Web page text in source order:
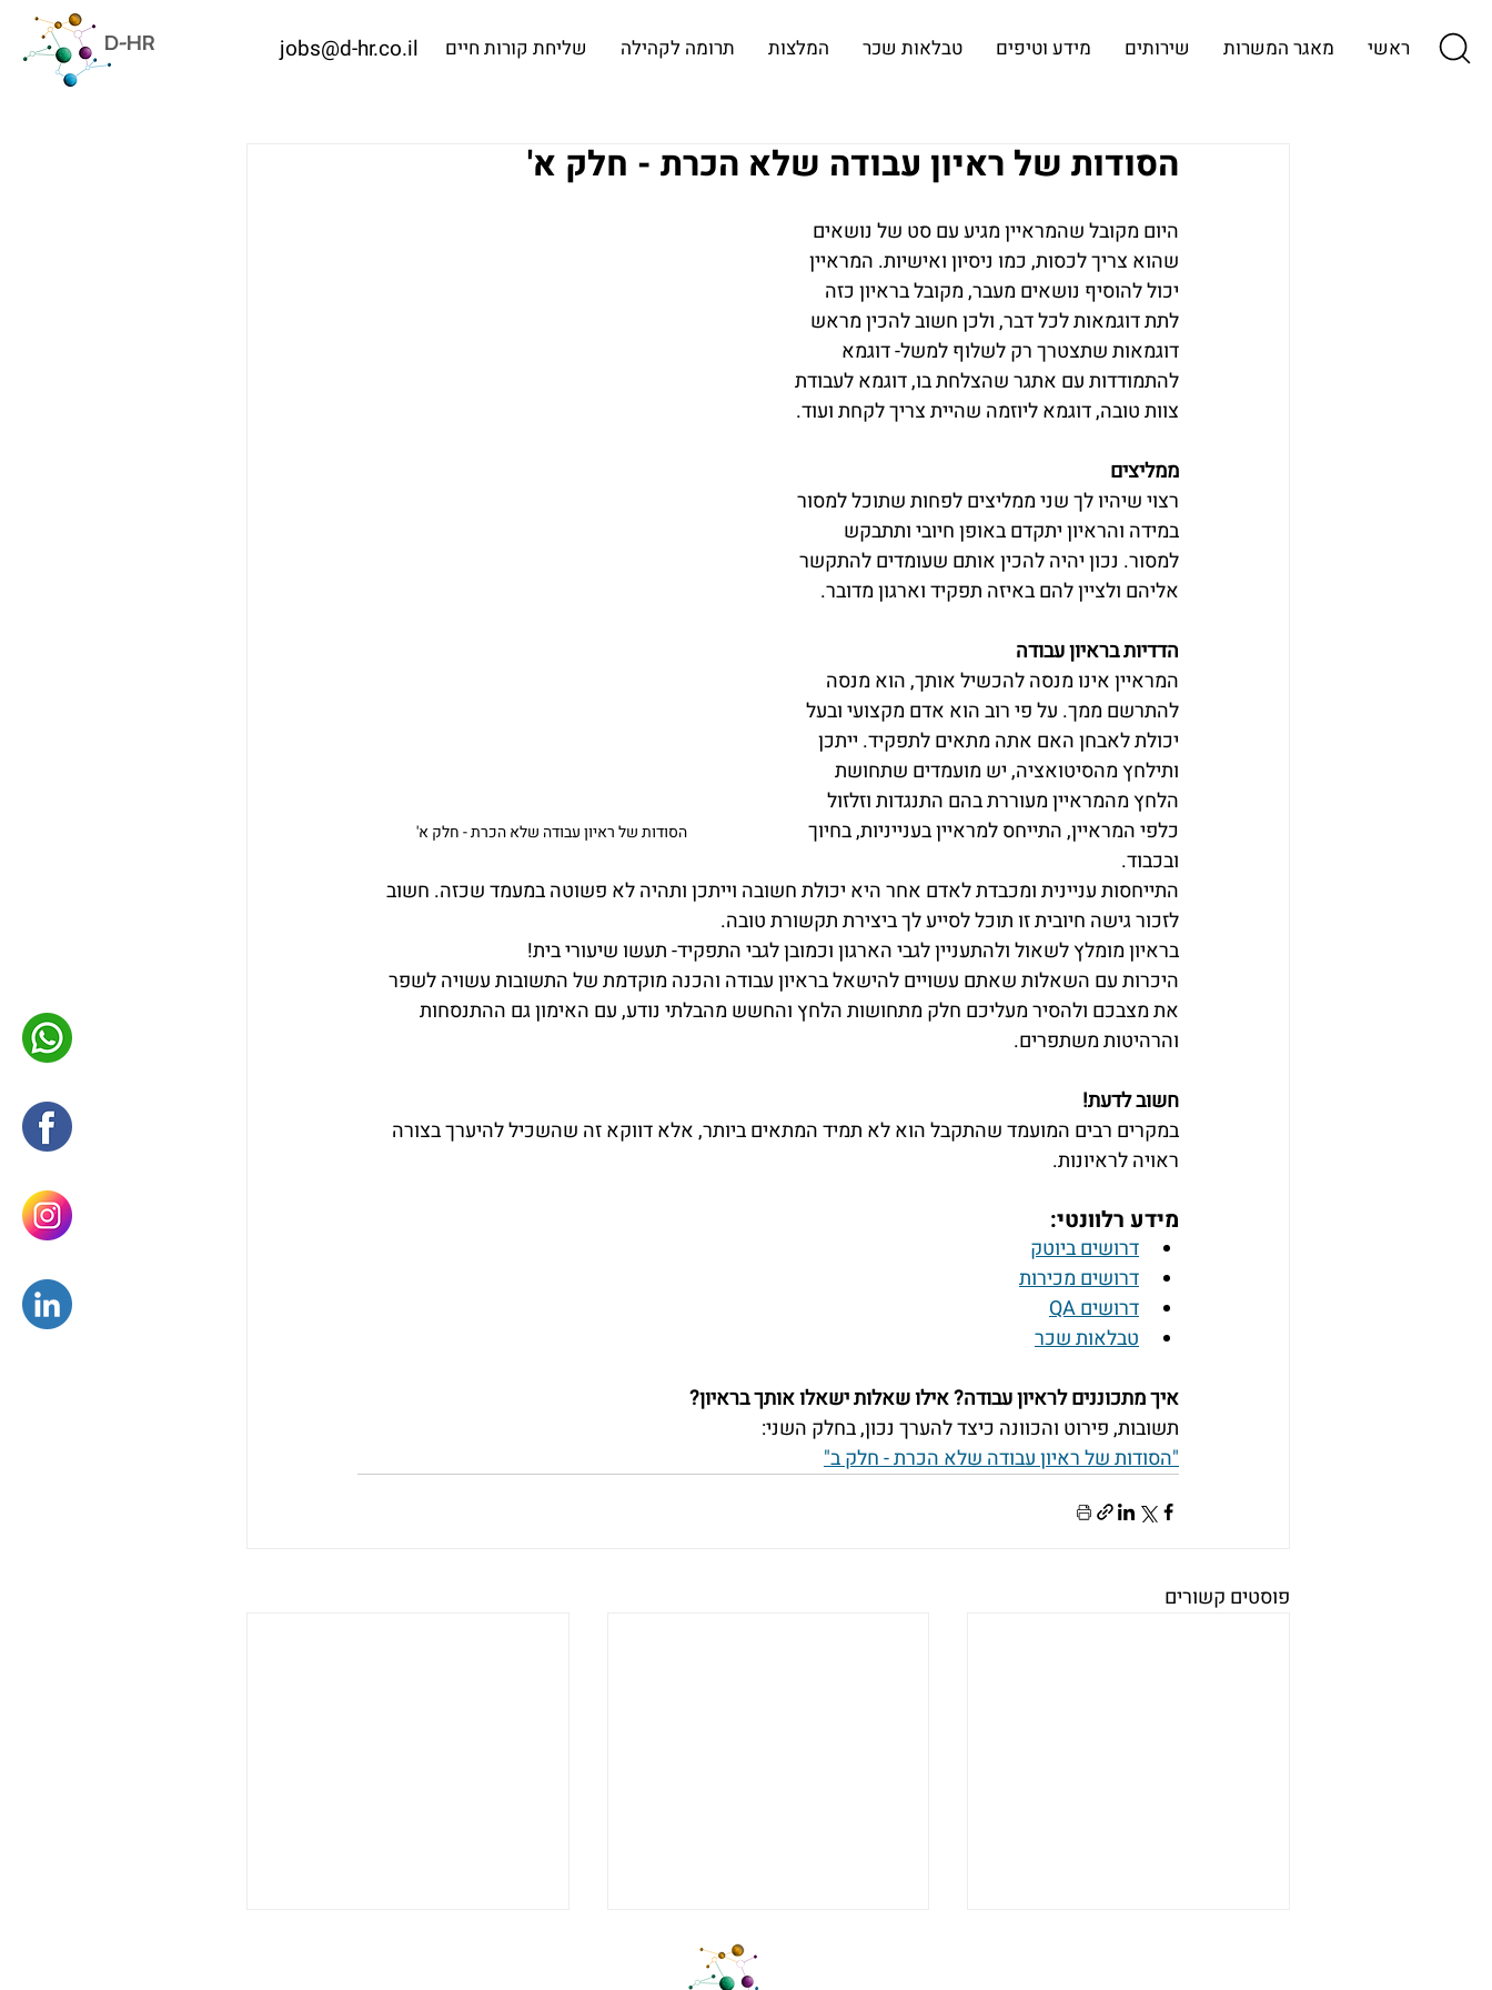
D-HR ראשי מאגר המשרות שירותים מידע וטיפים טבלאות שכר המלצות תרומה לקהילה שליחת קורות חיים jobs@d-hr.co.il
הסודות של ראיון עבודה שלא הכרת - חלק א'
הסודות של ראיון עבודה שלא הכרת - חלק א'
היום מקובל שהמראיין מגיע עם סט של נושאים
שהוא צריך לכסות, כמו ניסיון ואישיות. המראיין
יכול להוסיף נושאים מעבר, מקובל בראיון כזה
לתת דוגמאות לכל דבר, ולכן חשוב להכין מראש
דוגמאות שתצטרך רק לשלוף למשל- דוגמא
להתמודדות עם אתגר שהצלחת בו, דוגמא לעבודת
צוות טובה, דוגמא ליוזמה שהיית צריך לקחת ועוד.
ממליצים
רצוי שיהיו לך שני ממליצים לפחות שתוכל למסור
במידה והראיון יתקדם באופן חיובי ותתבקש
למסור. נכון יהיה להכין אותם שעומדים להתקשר
אליהם ולציין להם באיזה תפקיד וארגון מדובר.
הדדיות בראיון עבודה
המראיין אינו מנסה להכשיל אותך, הוא מנסה
להתרשם ממך. על פי רוב הוא אדם מקצועי ובעל
יכולת לאבחן האם אתה מתאים לתפקיד. ייתכן
ותילחץ מהסיטואציה, יש מועמדים שתחושת
הלחץ מהמראיין מעוררת בהם התנגדות וזלזול
כלפי המראיין, התייחס למראיין בענייניות, בחיוך
ובכבוד.
התייחסות עניינית ומכבדת לאדם אחר היא יכולת חשובה וייתכן ותהיה לא פשוטה במעמד שכזה. חשוב
לזכור גישה חיובית זו תוכל לסייע לך ביצירת תקשורת טובה.
בראיון מומלץ לשאול ולהתעניין לגבי הארגון וכמובן לגבי התפקיד- תעשו שיעורי בית!
היכרות עם השאלות שאתם עשויים להישאל בראיון עבודה והכנה מוקדמת של התשובות עשויה לשפר
את מצבכם ולהסיר מעליכם חלק מתחושות הלחץ והחשש מהבלתי נודע, עם האימון גם ההתנסחות
והרהיטות משתפרים.
חשוב לדעת!
במקרים רבים המועמד שהתקבל הוא לא תמיד המתאים ביותר, אלא דווקא זה שהשכיל להיערך בצורה
ראויה לראיונות.
מידע רלוונטי:
דרושים ביוטק
דרושים מכירות
דרושים QA
טבלאות שכר
איך מתכוננים לראיון עבודה? אילו שאלות ישאלו אותך בראיון?
תשובות, פירוט והכוונה כיצד להערך נכון, בחלק השני:
"הסודות של ראיון עבודה שלא הכרת - חלק ב"
פוסטים קשורים